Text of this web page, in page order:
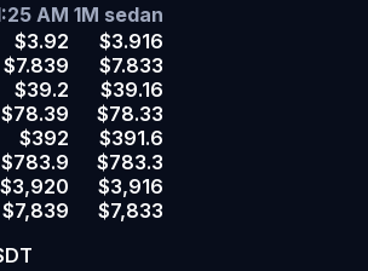
AM 1M sedan
$3.92 $3.916
$7.839 $7.833
$39.2 $39.16
$78.39 $78.33
$392 $391.6
$783.9 $783.3
$3,920 $3,916
$7,839
$7,833